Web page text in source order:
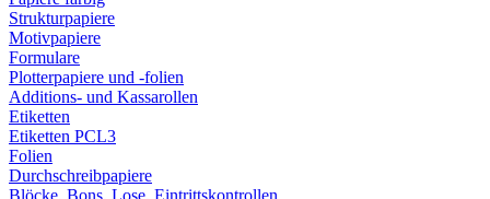
Strukturpapiere
Motivpapiere
Formulare
Plotterpapiere und -folien
Additions- und Kassarollen
Etiketten
Etiketten PCL3
Folien
Durchschreibpapiere